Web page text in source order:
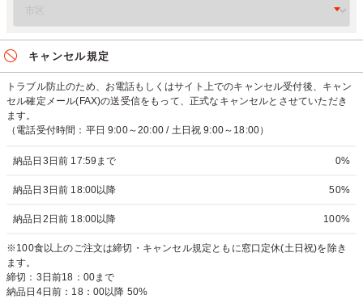
キャンセル規定
トラブル防止のため、お電話もしくはサイト上でのキャンセル受付後、キャン
セル確定メール(FAX)の送受信をもって、正式なキャンセルとさせていただき
ます。
（電話受付時間：平日 9:00～20:00 / 土日祝 9:00～18:00）
納品日3日前 17:59まで 0%
納品日3日前 18:00以降 50%
納品日2日前 18:00以降 100%
※100食以上のご注文は締切・キャンセル規定ともに窓口定休(土日祝)を除き
ます。
締切：3日前18：00まで
納品日4日前：18：00以降 50%